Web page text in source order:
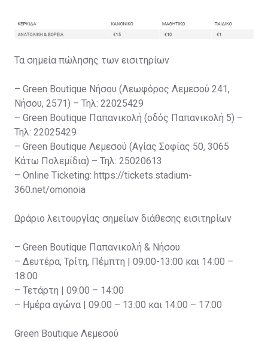
Τα σημεία πώλησης των εισιτηρίων
– Green Boutique Νήσου (Λεωφόρος Λεμεσού 241,
Νήσου, 2571) – Τηλ: 22025429
– Green Boutique Παπανικολή (οδός Παπανικολή 5) –
Τηλ: 22025429
– Green Boutique Λεμεσού (Αγίας Σοφίας 50, 3065
Κάτω Πολεμίδια) – Τηλ: 25020613
– Online Ticketing: https://tickets.stadium-
360.net/omonoia
Ωράριο λειτουργίας σημείων διάθεσης εισιτηρίων
– Green Boutique Παπανικολή & Νήσου
– Δευτέρα, Τρίτη, Πέμπτη | 09:00-13:00 και 14:00 –
18:00
– Τετάρτη | 09:00 – 14:00
– Ημέρα αγώνα | 09:00 – 13:00 και 14:00 – 17:00
Green Boutique Λεμεσού